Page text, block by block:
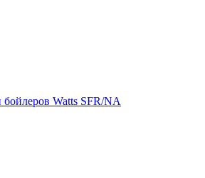
Watts SFR/NA